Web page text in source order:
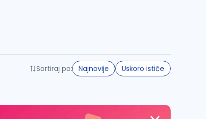
Sortiraj po: Najnovije Uskoro ističe